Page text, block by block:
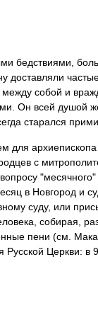
бедствиями,
доставляли
собой и
Он всей душой
старался
для
с
в Новгород и
суду, или
собирая,
пени (см.
Русской Церкви: